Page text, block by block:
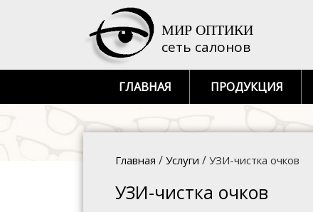
МИР ОПТИКИ
сеть салонов
ГЛАВНАЯ
ПРОДУКЦИЯ
Главная / Услуги / УЗИ-чистка очков
УЗИ-чистка очков